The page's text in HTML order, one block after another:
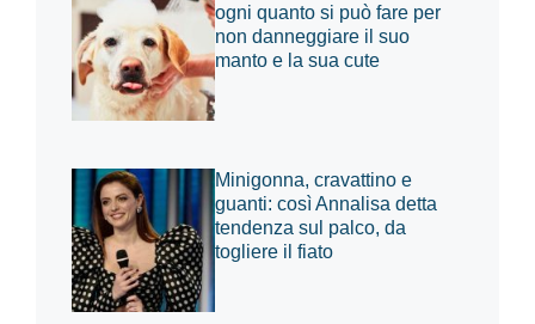
ogni quanto si può fare per
non danneggiare il suo
manto e la sua cute
Minigonna, cravattino e
guanti: così Annalisa detta
tendenza sul palco, da
togliere il fiato